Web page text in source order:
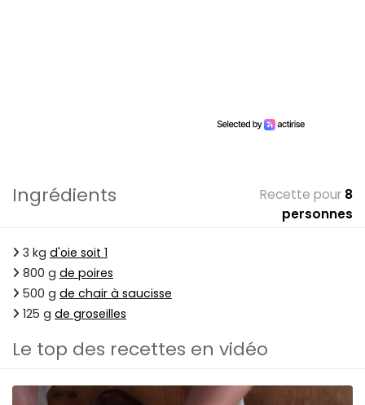
Ingrédients Recette pour 8
personnes
3 kg d'oie soit 1
800 g de poires
500 g de chair à saucisse
125 g de groseilles
Le top des recettes en vidéo